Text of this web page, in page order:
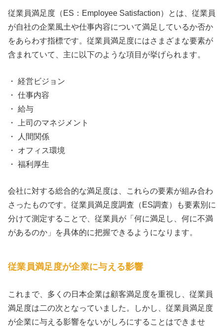
従業員満足度（ES：Employee Satisfaction）とは、従業員
が自社の企業風土や仕事内容について満足しているか否か
をあらわす指標です。従業員満足度にはさまざまな要素が
含まれていて、主に以下のような項目が挙げられます。
・ 経営ビジョン
・ 仕事内容
・ 給与
・ 上司のマネジメント
・ 人間関係
・ オフィス環境
・ 福利厚生
会社に対する総合的な満足度は、これらの要素が組み合わ
さったものです。従業員満足度調査（ES調査）も要素別に
分けて測定することで、従業員が「何に満足し、何に不満
があるのか」を具体的に把握できるようになります。
従業員満足度が企業に与える影響
これまで、多くの日本企業は顧客満足度を重視し、従業員
満足度は二の次となっていました。しかし、従業員満足度
が企業に与える影響をないがしろにすることはできませ